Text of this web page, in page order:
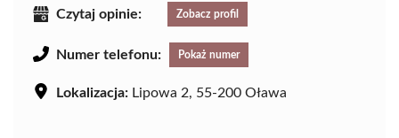
Czytaj opinie: Zobacz profil
Numer telefonu: Pokaż numer
Lokalizacja: Lipowa 2, 55-200 Oława